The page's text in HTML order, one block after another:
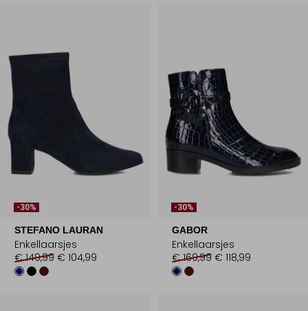
-30%
STEFANO LAURAN
Enkellaarsjes
€ 149,99 € 104,99
-30%
GABOR
Enkellaarsjes
€ 169,99 € 118,99